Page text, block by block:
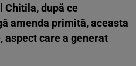
Chitila, după ce
amenda primită, aceasta
aspect care a generat